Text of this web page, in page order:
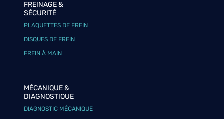
FREINAGE &
SÉCURITÉ
PLAQUETTES DE FREIN
DISQUES DE FREIN
FREIN À MAIN
MÉCANIQUE &
DIAGNOSTIQUE
DIAGNOSTIC MÉCANIQUE